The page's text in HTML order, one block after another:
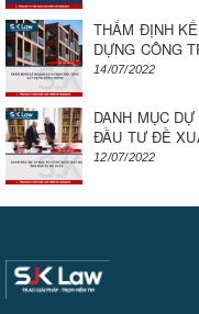
THẨM ĐỊNH
DỰNG CÔNG
14/07/2022
DANH MỤC
ĐẦU TƯ ĐỀ
12/07/2022